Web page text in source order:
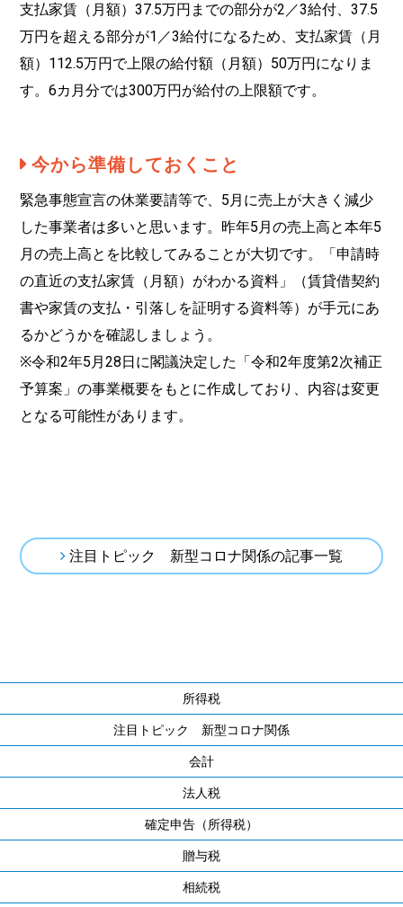
支払家賃（月額）37.5万円までの部分が2／3給付、37.5
万円を超える部分が1／3給付になるため、支払家賃（月
額）112.5万円で上限の給付額（月額）50万円になりま
す。6カ月分では300万円が給付の上限額です。
今から準備しておくこと
緊急事態宣言の休業要請等で、5月に売上が大きく減少
した事業者は多いと思います。昨年5月の売上高と本年5
月の売上高とを比較してみることが大切です。「申請時
の直近の⽀払家賃（⽉額）がわかる資料」（賃貸借契約
書や家賃の支払・引落しを証明する資料等）が手元にあ
るかどうかを確認しましょう。
※令和2年5月28日に閣議決定した「令和2年度第2次補正
予算案」の事業概要をもとに作成しており、内容は変更
となる可能性があります。
注目トピック 新型コロナ関係の記事一覧
所得税
注目トピック 新型コロナ関係
会計
法人税
確定申告（所得税）
贈与税
相続税